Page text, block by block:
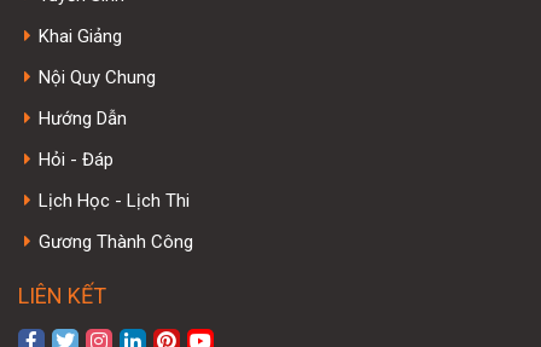
Khai Giảng
Nội Quy Chung
Hướng Dẫn
Hỏi - Đáp
Lịch Học - Lịch Thi
Gương Thành Công
LIÊN KẾT